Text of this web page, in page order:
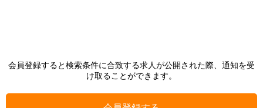
会員登録すると検索条件に合致する求人が公開された際、通知を受
け取ることができます。